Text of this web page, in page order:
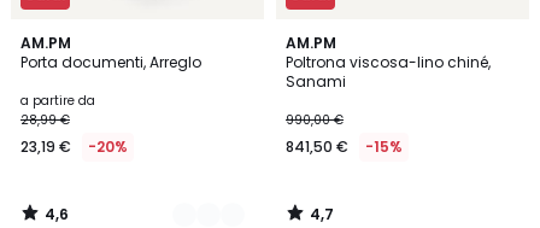
AM.PM
Porta documenti, Arreglo
a partire da
28,99 €
23,19 € -20%
4,6
/ 5
4
Colori
4,6
/
AM.PM
Poltrona viscosa-lino chiné,
Sanami
990,00 €
841,50 € -15%
4,7
/ 5
4,7
/